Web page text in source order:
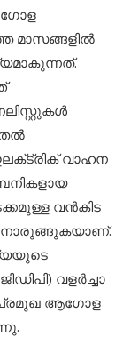
മാസങ്ങളില്‍
വാഹന
വന്‍കിട
വളര്‍ച്ചാ
പ്രമുഖ ആഗോള